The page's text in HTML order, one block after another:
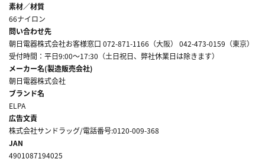
素材／材質
66ナイロン
問い合わせ先
朝日電器株式会社お客様窓口 072-871-1166（大阪） 042-473-0159（東京）
受付時間：平日9:00～17:30（土日祝日、弊社休業日は除きます）
メーカー名(製造販売会社)
朝日電器株式会社
ブランド名
ELPA
広告文責
株式会社サンドラッグ/電話番号:0120-009-368
JAN
4901087194025